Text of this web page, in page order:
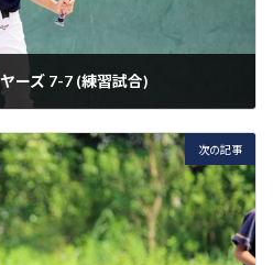
ーズ 7-7 (練習試合)
次の記事